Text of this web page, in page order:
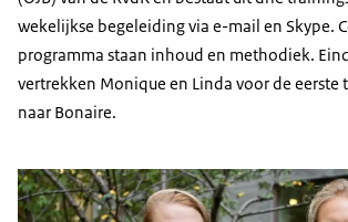
wekelijkse begeleiding via e-mail en Skype.
programma staan inhoud en methodiek.
vertrekken Monique en Linda voor de eerste
naar Bonaire.